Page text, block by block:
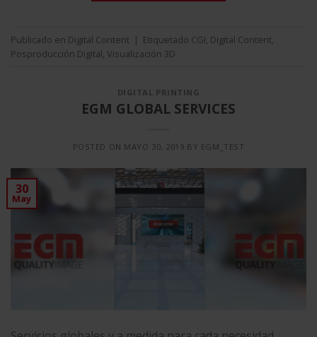
Publicado en Digital Content | Etiquetado CGI, Digital Content,
Posproducción Digital, Visualización 3D
DIGITAL PRINTING
EGM GLOBAL SERVICES
POSTED ON MAYO 30, 2019 BY EGM_TEST
30
May